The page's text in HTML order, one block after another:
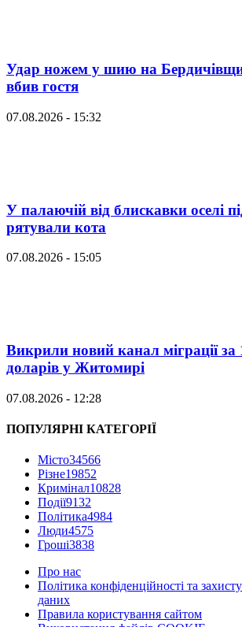
Удар ножем у шию на
вбив гостя
07.08.2026 - 15:32
У палаючій від блискавки оселі
рятували кота
07.08.2026 - 15:05
Викрили новий канал міграції за
доларів у Житомирі
07.08.2026 - 12:28
ПОПУЛЯРНІ КАТЕГОРІЇ
Місто34566
Різне19852
Кримінал10828
Події9132
Політика4984
Люди4575
Гроші3838
Про нас
Політика конфіденційності та
даних
Правила користування сайтом